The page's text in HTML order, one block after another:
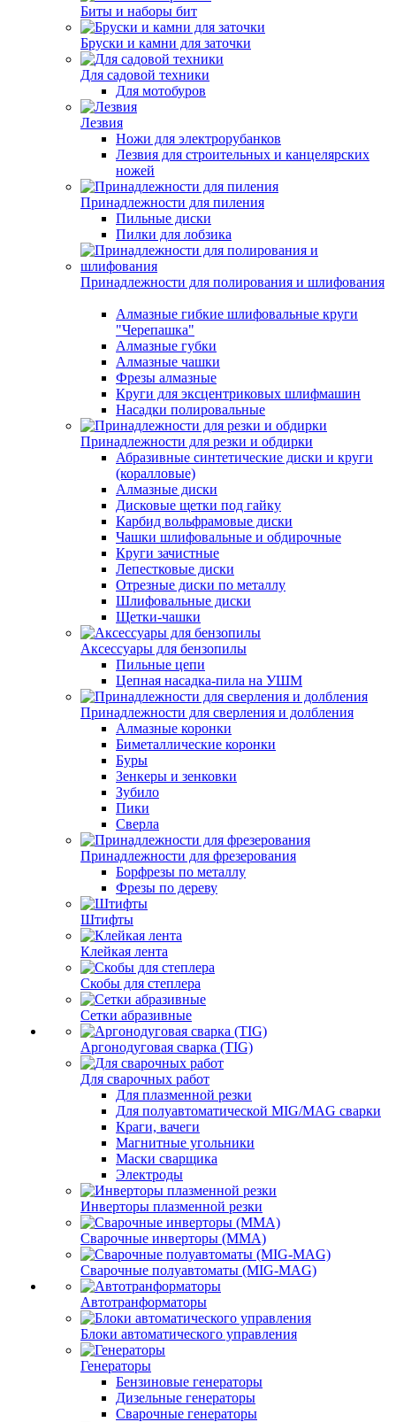
Биты и наборы бит
Бруски и камни для заточки
Для садовой техники
Для мотобуров
Лезвия
Ножи для электрорубанков
Лезвия для строительных и канцелярских
ножей
Принадлежности для пиления
Пильные диски
Пилки для лобзика
Принадлежности для полирования и шлифования
Алмазные гибкие шлифовальные круги
"Черепашка"
Алмазные губки
Алмазные чашки
Фрезы алмазные
Круги для эксцентриковых шлифмашин
Насадки полировальные
Принадлежности для резки и обдирки
Абразивные синтетические диски и круги
(коралловые)
Алмазные диски
Дисковые щетки под гайку
Карбид вольфрамовые диски
Чашки шлифовальные и обдирочные
Круги зачистные
Лепестковые диски
Отрезные диски по металлу
Шлифовальные диски
Щетки-чашки
Аксессуары для бензопилы
Пильные цепи
Цепная насадка-пила на УШМ
Принадлежности для сверления и долбления
Алмазные коронки
Биметаллические коронки
Буры
Зенкеры и зенковки
Зубило
Пики
Сверла
Принадлежности для фрезерования
Борфрезы по металлу
Фрезы по дереву
Штифты
Клейкая лента
Скобы для степлера
Сетки абразивные
Аргонодуговая сварка (TIG)
Для сварочных работ
Для плазменной резки
Для полуавтоматической MIG/MAG сварки
Краги, вачеги
Магнитные угольники
Маски сварщика
Электроды
Инверторы плазменной резки
Сварочные инверторы (MMA)
Сварочные полуавтоматы (MIG-MAG)
Автотранформаторы
Блоки автоматического управления
Генераторы
Бензиновые генераторы
Дизельные генераторы
Сварочные генераторы